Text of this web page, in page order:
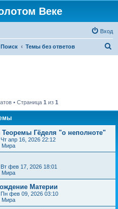
Веке
Вход
Поиск Темы без ответов
• Страница 1 из 1
Гёделя "о неполноте"
Чт апр 16, 2026 22:12
Мира
Вт фев 17, 2026 18:01
Мира
Материи
Пн фев 09, 2026 03:10
Мира